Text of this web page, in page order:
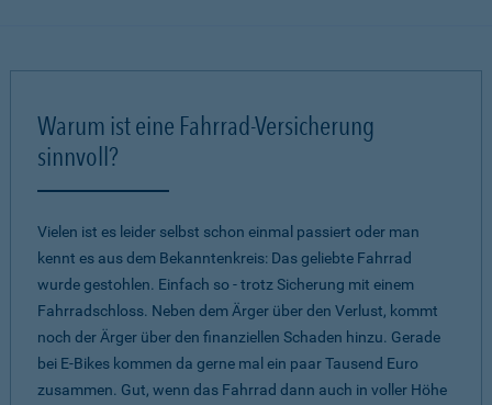
Warum ist eine Fahrrad-Versicherung
sinnvoll?
Vielen ist es leider selbst schon einmal passiert oder man
kennt es aus dem Bekanntenkreis: Das geliebte Fahrrad
wurde gestohlen. Einfach so - trotz Sicherung mit einem
Fahrradschloss. Neben dem Ärger über den Verlust, kommt
noch der Ärger über den finanziellen Schaden hinzu. Gerade
bei E-Bikes kommen da gerne mal ein paar Tausend Euro
zusammen. Gut, wenn das Fahrrad dann auch in voller Höhe